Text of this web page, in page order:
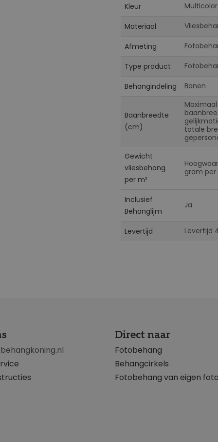
Kleur Multicolor
Materiaal
Afmeting
Type product
Behangindeling Banen
Baanbreedte
(cm)
totale
Gewicht
vliesbehang
per m²
gram per
Inclusief
Behanglijm
Ja
Levertijd Levertijd
Direct naar
Fotobehang
Behangcirkels
Fotobehang van eigen foto